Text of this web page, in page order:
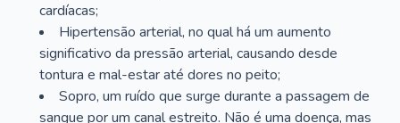
cardíacas;
Hipertensão arterial, no qual há um aumento
significativo da pressão arterial, causando desde
tontura e mal-estar até dores no peito;
Sopro, um ruído que surge durante a passagem de
sangue por um canal estreito. Não é uma doença, mas